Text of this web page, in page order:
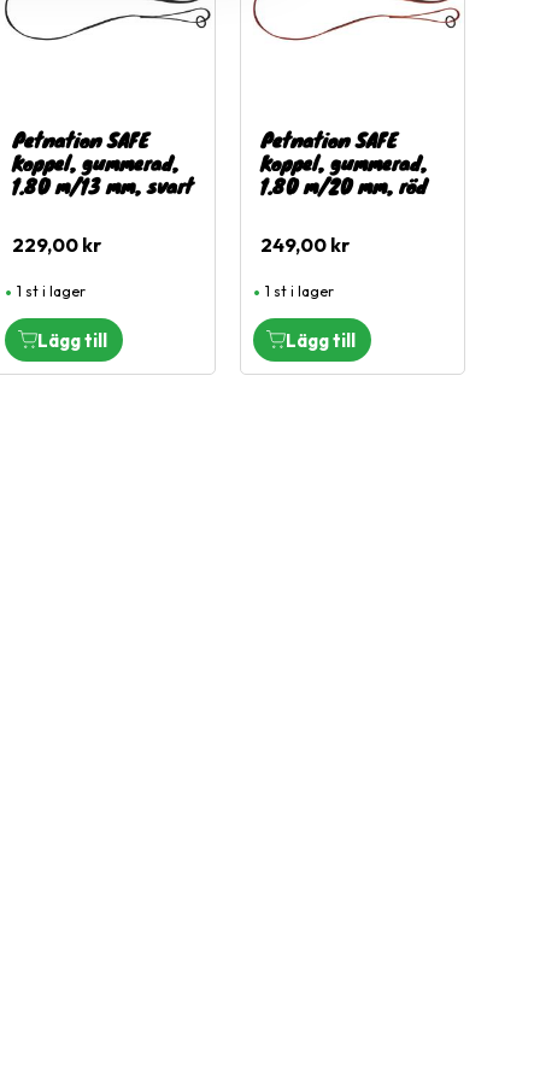
Petnation SAFE
Koppel, gummerad,
1.80 m/13 mm, svart
229,00kr
1 st i lager
Petnation SAFE
Koppel, gummerad,
1.80 m/20 mm, röd
249,00 kr
1 st i lager
i favoriter